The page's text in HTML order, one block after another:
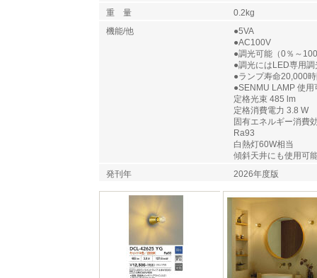
重 量
0.2kg
機能/他
●5VA
●AC100V
●調光可能（0％～
●調光にはLED専用
●ランプ寿命20,000
●SENMU LAMP 使用
定格光束 485 lm
定格消費電力 3.8 W
固有エネルギー消費
Ra93
白熱灯60W相当
傾斜天井にも使用可
発刊年
2026年度版